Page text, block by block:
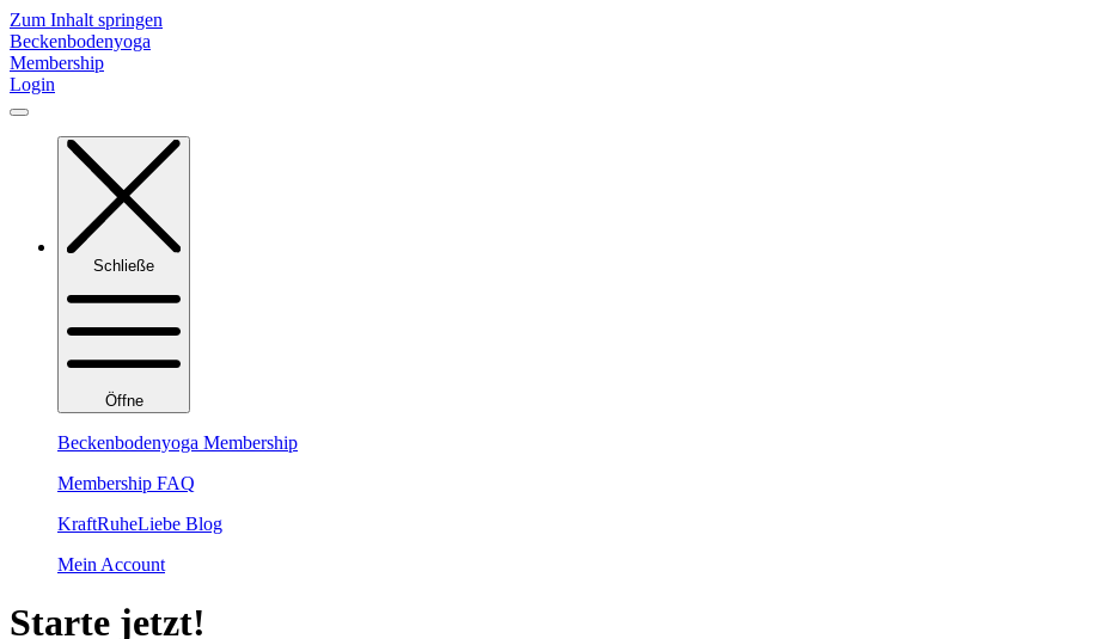
Zum Inhalt springen
Beckenbodenyoga
Membership
Login
Schließe
Öffne
Beckenbodenyoga Membership
Membership FAQ
KraftRuheLiebe Blog
Mein Account
Starte jetzt!